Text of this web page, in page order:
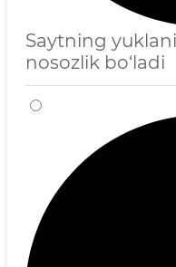
Saytning
nosozlik bo‘ladi